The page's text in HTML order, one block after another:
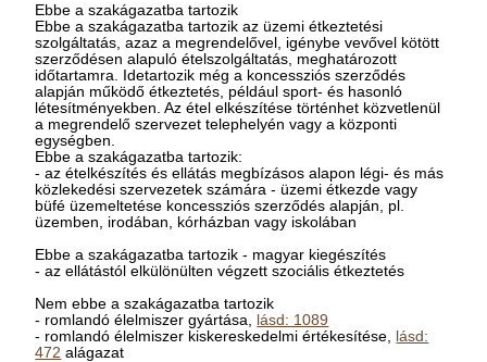
Ebbe a szakágazatba tartozik
Ebbe a szakágazatba tartozik az üzemi étkeztetési
szolgáltatás, azaz a megrendelővel, igénybe vevővel kötött
szerződésen alapuló ételszolgáltatás, meghatározott
időtartamra. Idetartozik még a koncessziós szerződés
alapján működő étkeztetés, például sport- és hasonló
létesítményekben. Az étel elkészítése történhet közvetlenül
a megrendelő szervezet telephelyén vagy a központi
egységben.
Ebbe a szakágazatba tartozik:
- az ételkészítés és ellátás megbízásos alapon légi- és más
közlekedési szervezetek számára - üzemi étkezde vagy
büfé üzemeltetése koncessziós szerződés alapján, pl.
üzemben, irodában, kórházban vagy iskolában
Ebbe a szakágazatba tartozik - magyar kiegészítés
- az ellátástól elkülönülten végzett szociális étkeztetés
Nem ebbe a szakágazatba tartozik
- romlandó élelmiszer gyártása, lásd: 1089
- romlandó élelmiszer kiskereskedelmi értékesítése, lásd:
472 alágazat